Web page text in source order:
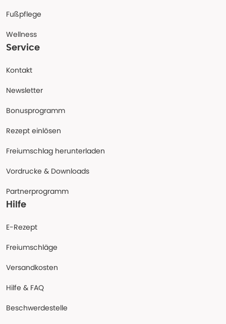
Fußpflege
Wellness
Service
Kontakt
Newsletter
Bonusprogramm
Rezept einlösen
Freiumschlag herunterladen
Vordrucke & Downloads
Partnerprogramm
Hilfe
E-Rezept
Freiumschläge
Versandkosten
Hilfe & FAQ
Beschwerdestelle